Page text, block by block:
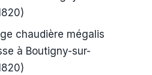
chaudière mégalis
à Boutigny-sur-